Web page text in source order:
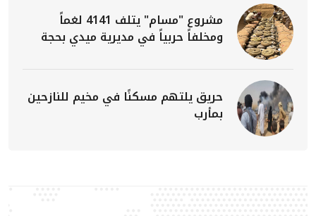
مشروع "مسام" يتلف 4141 لغماً
ومخلفاً حربياً في مديرية ميدي بحجة
حريق يلتهم مسكنًا في مخيم للنازحين
بمأرب